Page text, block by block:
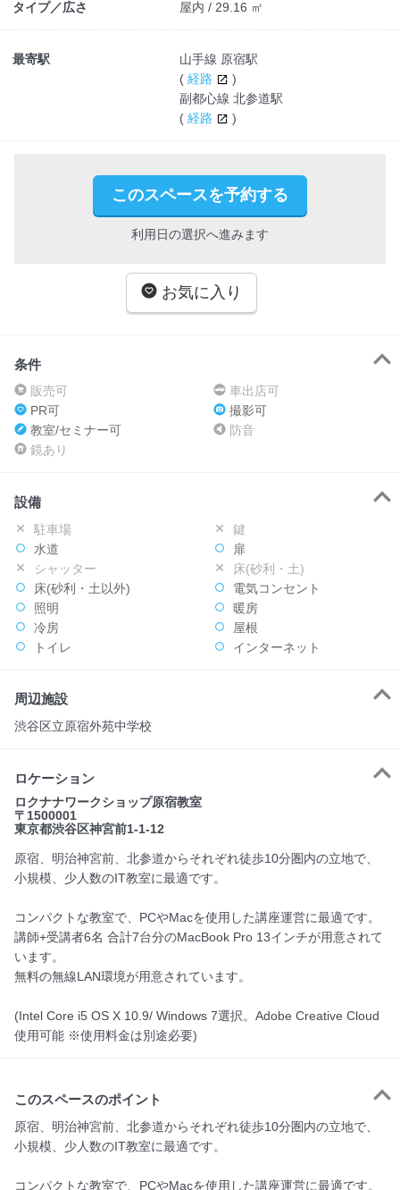
タイプ／広さ 屋内 / 29.16 ㎡
最寄駅
山手線 原宿駅
( 経路
)
副都心線 北参道駅
( 経路 )
このスペースを予約する
利用日の選択へ進みます
お気に入り
条件
販売可
車出店可
PR可
撮影可
教室/セミナー可
防音
鏡あり
設備
駐車場
鍵
水道
扉
シャッター
床(砂利・土)
床(砂利・土以外)
電気コンセント
照明
暖房
冷房
屋根
トイレ
インターネット
周辺施設
渋谷区立原宿外苑中学校
ロケーション
ロクナナワークショップ原宿教室
〒1500001
東京都渋谷区神宮前1-1-12
原宿、明治神宮前、北参道からそれぞれ徒歩10分圏内の立地で、
小規模、少人数のIT教室に最適です。
コンパクトな教室で、PCやMacを使用した講座運営に最適です。
講師+受講者6名 合計7台分のMacBook Pro 13インチが用意されて
います。
無料の無線LAN環境が用意されています。
(Intel Core i5 OS X 10.9/ Windows 7選択。Adobe Creative Cloud
使用可能 ※使用料金は別途必要)
このスペースのポイント
原宿、明治神宮前、北参道からそれぞれ徒歩10分圏内の立地で、
小規模、少人数のIT教室に最適です。
コンパクトな教室で、PCやMacを使用した講座運営に最適です。